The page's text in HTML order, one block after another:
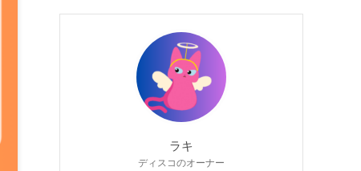
ラキ
ディスコのオーナー